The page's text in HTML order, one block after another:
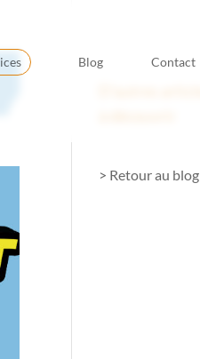
Blog Contact
> Retour au blog